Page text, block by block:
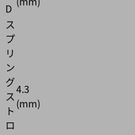
D
ス
プ
リ
ン
グ
ス
ト
ロ
4.3
(mm)